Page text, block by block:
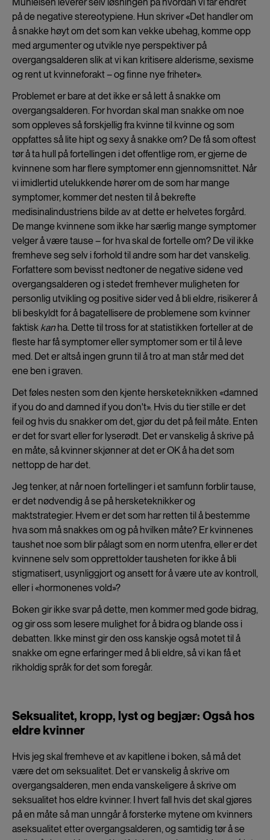
på de negative stereotypiene. Hun skriver «Det handler om
å snakke høyt om det som kan vekke ubehag, komme opp
med argumenter og utvikle nye perspektiver på
overgangsalderen slik at vi kan kritisere alderisme, sexisme
og rent ut kvinneforakt – og finne nye friheter».
Problemet er bare at det ikke er så lett å snakke om
overgangsalderen. For hvordan skal man snakke om noe
som oppleves så forskjellig fra kvinne til kvinne og som
oppfattes så lite hipt og sexy å snakke om? De få som oftest
tør å ta hull på fortellingen i det offentlige rom, er gjerne de
kvinnene som har flere symptomer enn gjennomsnittet. Når
vi imidlertid utelukkende hører om de som har mange
symptomer, kommer det nesten til å bekrefte
medisinalindustriens bilde av at dette er helvetes forgård.
De mange kvinnene som ikke har særlig mange symptomer
velger å være tause – for hva skal de fortelle om? De vil ikke
fremheve seg selv i forhold til andre som har det vanskelig.
Forfattere som bevisst nedtoner de negative sidene ved
overgangsalderen og i stedet fremhever muligheten for
personlig utvikling og positive sider ved å bli eldre, risikerer å
bli beskyldt for å bagatellisere de problemene som kvinner
faktisk kan ha. Dette til tross for at statistikken forteller at de
fleste har få symptomer eller symptomer som er til å leve
med. Det er altså ingen grunn til å tro at man står med det
ene ben i graven.
Det føles nesten som den kjente hersketeknikken «damned
if you do and damned if you don't». Hvis du tier stille er det
feil og hvis du snakker om det, gjør du det på feil måte. Enten
er det for svart eller for lyserødt. Det er vanskelig å skrive på
en måte, så kvinner skjønner at det er OK å ha det som
nettopp de har det.
Jeg tenker, at når noen fortellinger i et samfunn forblir tause,
er det nødvendig å se på hersketeknikker og
maktstrategier. Hvem er det som har retten til å bestemme
hva som må snakkes om og på hvilken måte? Er kvinnenes
taushet noe som blir pålagt som en norm utenfra, eller er det
kvinnene selv som opprettolder tausheten for ikke å bli
stigmatisert, usynliggjort og ansett for å være ute av kontroll,
eller i «hormonenes vold»?
Boken gir ikke svar på dette, men kommer med gode bidrag,
og gir oss som lesere mulighet for å bidra og blande oss i
debatten. Ikke minst gir den oss kanskje også motet til å
snakke om egne erfaringer med å bli eldre, så vi kan få et
rikholdig språk for det som foregår.
Seksualitet, kropp, lyst og begjær: Også hos
eldre kvinner
Hvis jeg skal fremheve et av kapitlene i boken, så må det
være det om seksualitet. Det er vanskelig å skrive om
overgangsalderen, men enda vanskeligere å skrive om
seksualitet hos eldre kvinner. I hvert fall hvis det skal gjøres
på en måte så man unngår å forsterke mytene om kvinners
aseksualitet etter overgangsalderen, og samtidig tør å se